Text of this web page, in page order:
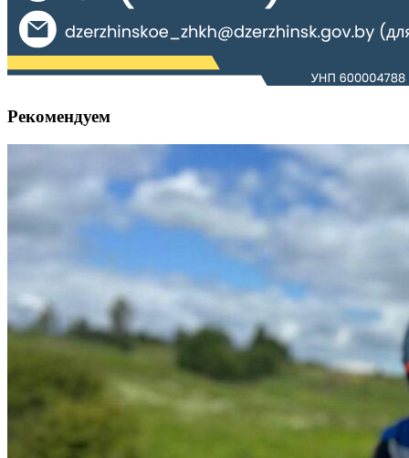
Рекомендуем